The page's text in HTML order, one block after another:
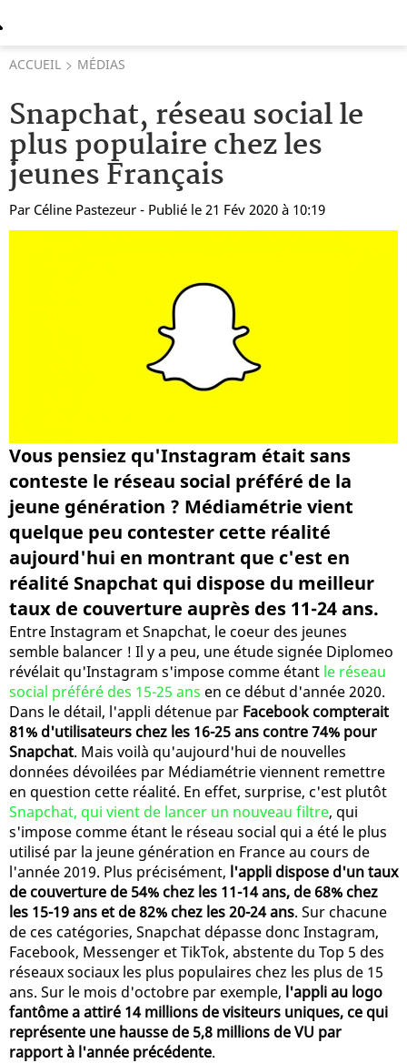
ACCUEIL MÉDIAS
Snapchat, réseau social le
plus populaire chez les
jeunes Français
Par Céline Pastezeur - Publié le 21 Fév 2020 à 10:19
Vous pensiez qu'Instagram était sans
conteste le réseau social préféré de la
jeune génération ? Médiamétrie vient
quelque peu contester cette réalité
aujourd'hui en montrant que c'est en
réalité Snapchat qui dispose du meilleur
taux de couverture auprès des 11-24 ans.
Entre Instagram et Snapchat, le coeur des jeunes
semble balancer ! Il y a peu, une étude signée Diplomeo
révélait qu'Instagram s'impose comme étant le réseau
social préféré des 15-25 ans en ce début d'année 2020.
Dans le détail, l'appli détenue par Facebook compterait
81% d'utilisateurs chez les 16-25 ans contre 74% pour
Snapchat. Mais voilà qu'aujourd'hui de nouvelles
données dévoilées par Médiamétrie viennent remettre
en question cette réalité. En effet, surprise, c'est plutôt
Snapchat, qui vient de lancer un nouveau filtre, qui
s'impose comme étant le réseau social qui a été le plus
utilisé par la jeune génération en France au cours de
l'année 2019. Plus précisément, l'appli dispose d'un taux
de couverture de 54% chez les 11-14 ans, de 68% chez
les 15-19 ans et de 82% chez les 20-24 ans. Sur chacune
de ces catégories, Snapchat dépasse donc Instagram,
Facebook, Messenger et TikTok, abstente du Top 5 des
réseaux sociaux les plus populaires chez les plus de 15
ans. Sur le mois d'octobre par exemple, l'appli au logo
fantôme a attiré 14 millions de visiteurs uniques, ce qui
représente une hausse de 5,8 millions de VU par
rapport à l'année précédente.